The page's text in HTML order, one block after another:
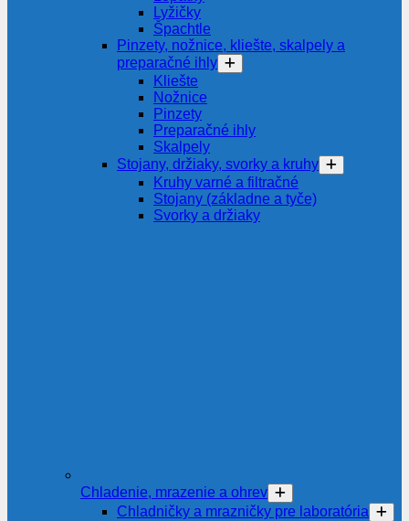
Lyžičky
Špachtle
Pinzety, nožnice, kliešte, skalpely a
preparačné ihly
Kliešte
Nožnice
Pinzety
Preparačné ihly
Skalpely
Stojany, držiaky, svorky a kruhy
Kruhy varné a filtračné
Stojany (základne a tyče)
Svorky a držiaky
Chladenie, mrazenie a ohrev
Chladničky a mrazničky pre laboratória